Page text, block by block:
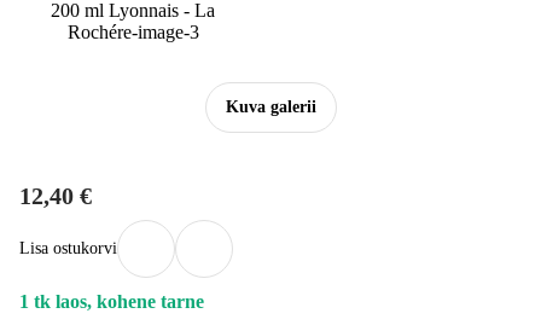
Kuva galerii
12,40 €
Lisa ostukorvi
1 tk laos, kohene tarne